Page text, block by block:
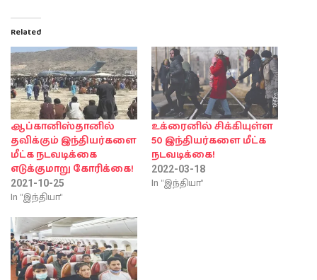
Related
ஆப்கானிஸ்தானில்
தவிக்கும் இந்தியர்களை
மீட்க நடவடிக்கை
எடுக்குமாறு கோரிக்கை!
2021-10-25
In "இந்தியா"
உக்ரைனில் சிக்கியுள்ள
50 இந்தியர்களை மீட்க
நடவடிக்கை!
2022-03-18
In "இந்தியா"